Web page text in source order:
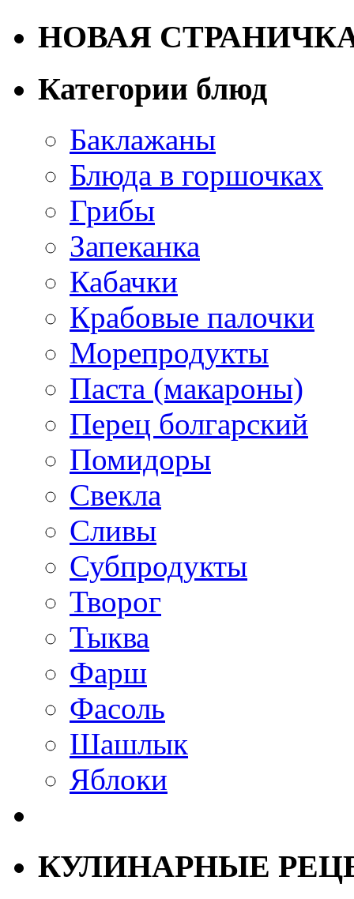
НОВАЯ
Категории блюд
Баклажаны
Блюда в горшочках
Грибы
Запеканка
Кабачки
Крабовые палочки
Морепродукты
Паста (макароны)
Перец болгарский
Помидоры
Свекла
Сливы
Субпродукты
Творог
Тыква
Фарш
Фасоль
Шашлык
Яблоки
КУЛИНАРНЫЕ